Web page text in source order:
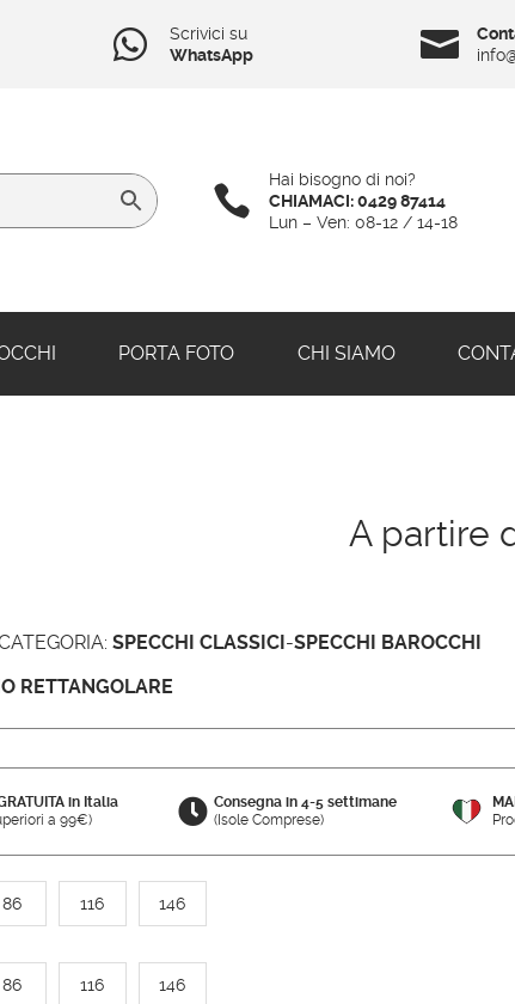

Scrivici su
WhatsApp


Hai bisogno di noi?
CHIAMACI: 0429 87414
Lun – Ven: 08-12 / 14-18
PORTA FOTO CHI SIAMO
A partire
SPECCHI CLASSICI-SPECCHI BAROCCHI
RETTANGOLARE
in Italia
a 99€)
 Consegna in 4-5 settimane
(Isole Comprese)
86 116 146
86 116 146